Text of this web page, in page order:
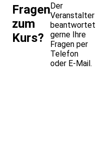
Fragen
zum
Kurs?
Der
Veranstalter
beantwortet
gerne Ihre
Fragen per
Telefon
oder E-Mail.